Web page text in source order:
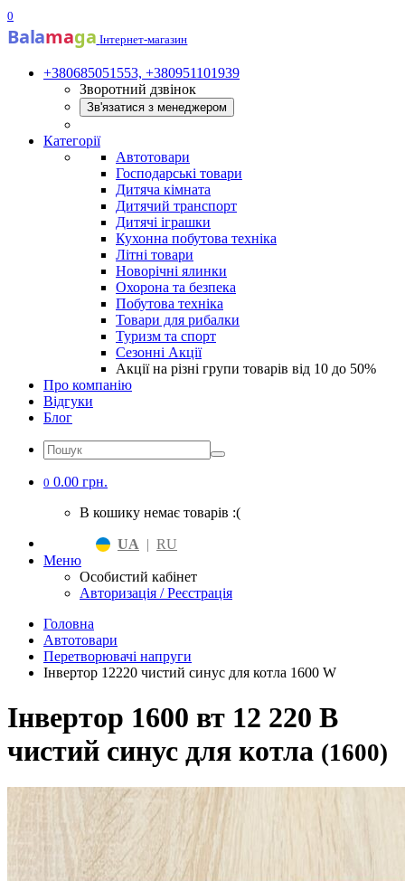
0
Balamaga Інтернет-магазин
+380685051553, +380951101939
Зворотний дзвінок
Зв'язатися з менеджером
Категорії
Автотовари
Господарські товари
Дитяча кімната
Дитячий транспорт
Дитячі іграшки
Кухонна побутова техніка
Літні товари
Новорічні ялинки
Охорона та безпека
Побутова техніка
Товари для рибалки
Туризм та спорт
Сезонні Акції
Акції на різні групи товарів від 10 до 50%
Про компанію
Відгуки
Блог
0 0.00 грн.
В кошику немає товарів :(
UA | RU
Меню
Особистий кабінет
Авторизація / Реєстрація
Головна
Автотовари
Перетворювачі напруги
Інвертор 12220 чистий синус для котла 1600 W
Інвертор 1600 вт 12 220 В
чистий синус для котла (1600)